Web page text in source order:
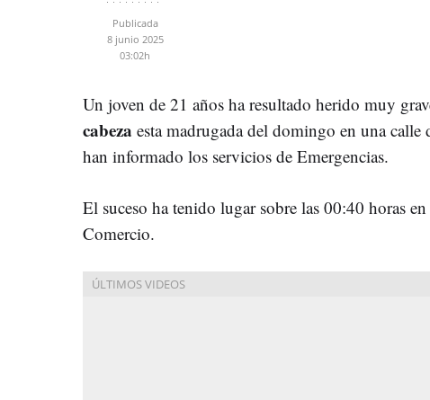
Publicada
8 junio 2025
03:02h
Un joven de 21 años ha resultado herido muy
cabeza esta madrugada del domingo en una
han informado los servicios de Emergencias.
El suceso ha tenido lugar sobre las 00:40 horas
Comercio.